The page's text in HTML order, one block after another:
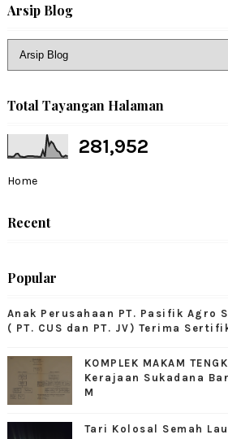
Arsip Blog
Total Tayangan Halaman
281,952
Home
Recent
Popular
Anak Perusahaan PT. Pasifik Agro
( PT. CUS dan PT. JV) Terima
KOMPLEK MAKAM
Kerajaan Sukadana
M
Tari Kolosal Semah